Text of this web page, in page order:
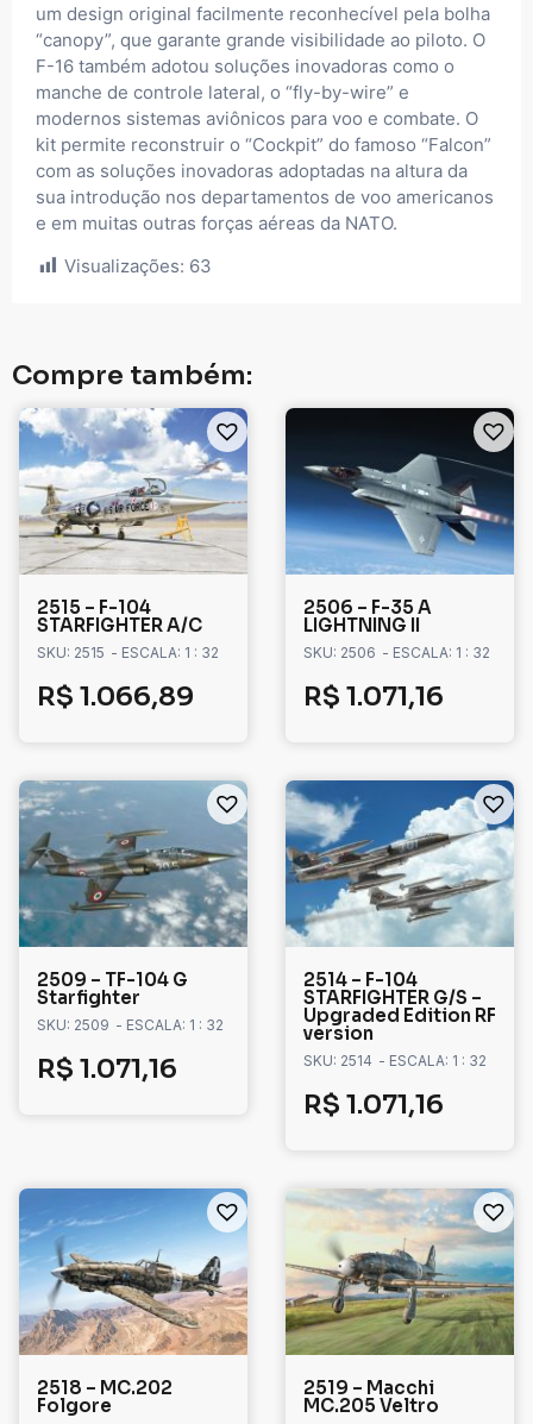
um design original facilmente reconhecível pela bolha
“canopy”, que garante grande visibilidade ao piloto. O
F-16 também adotou soluções inovadoras como o
manche de controle lateral, o “fly-by-wire” e
modernos sistemas aviônicos para voo e combate. O
kit permite reconstruir o “Cockpit” do famoso “Falcon”
com as soluções inovadoras adoptadas na altura da
sua introdução nos departamentos de voo americanos
e em muitas outras forças aéreas da NATO.
Visualizações: 63
Compre também:
2515 – F-104
STARFIGHTER A/C
SKU: 2515 - ESCALA: 1 : 32
R$ 1.066,89
2506 – F-35 A
LIGHTNING II
SKU: 2506 - ESCALA: 1 : 32
R$ 1.071,16
2509 – TF-104 G
Starfighter
SKU: 2509 - ESCALA: 1 : 32
R$ 1.071,16
2514 – F-104
STARFIGHTER G/S –
Upgraded Edition RF
version
SKU: 2514 - ESCALA: 1 : 32
R$ 1.071,16
2518 – MC.202
Folgore
2519 – Macchi
MC.205 Veltro